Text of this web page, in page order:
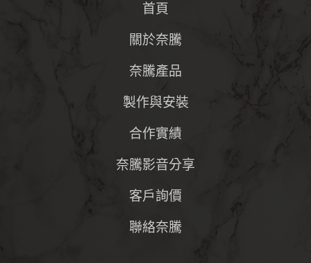
首頁
關於奈騰
奈騰產品
製作與安裝
合作實績
奈騰影音分享
客戶詢價
聯絡奈騰